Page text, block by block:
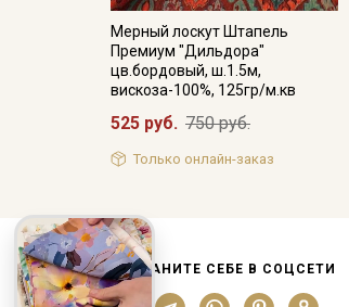
Мерный лоскут Штапель
Премиум "Дильдора"
цв.бордовый, ш.1.5м,
вискоза-100%, 125гр/м.кв
525 руб. 750 руб.
Только онлайн-заказ
СОХРАНИТЕ СЕБЕ В СОЦСЕТИ